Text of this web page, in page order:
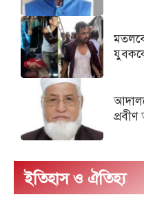
ইতিহাস ও ঐতিহ্য